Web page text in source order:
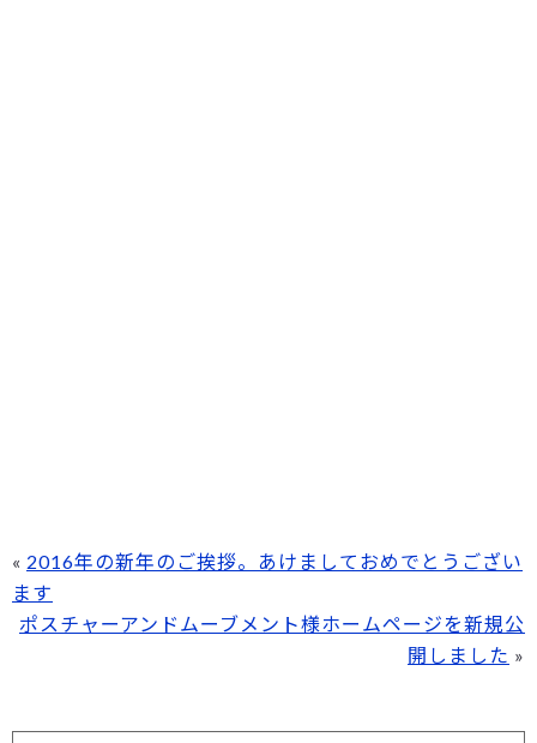
« 2016年の新年のご挨拶。あけましておめでとうござい
ます
ポスチャーアンドムーブメント様ホームページを新規公
開しました »